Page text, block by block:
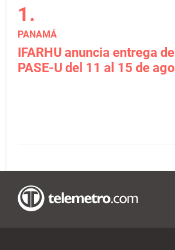
PANAMÁ
IFARHU anuncia entrega
PASE-U del 11 al 15 de